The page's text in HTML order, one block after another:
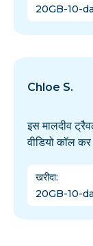
20GB-10-
Chloe S.
इस मालदीव
वीडियो कॉल
खरीदा:
20GB-10-